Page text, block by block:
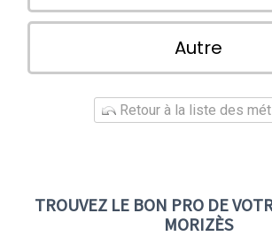
Autre
Retour à la liste des
TROUVEZ LE BON PRO DE
MORIZÈS